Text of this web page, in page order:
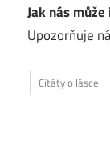
Jak nás
Upozorňuje
Citáty o lásce